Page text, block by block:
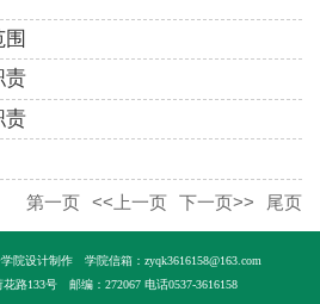
责
责
第一页 <<上一页 下一页>> 尾页
院设计制作
学院信箱：zyqk3616158@163.com
路133号
邮编：272067 电话0537-3616158